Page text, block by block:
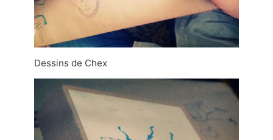
Dessins de Chex